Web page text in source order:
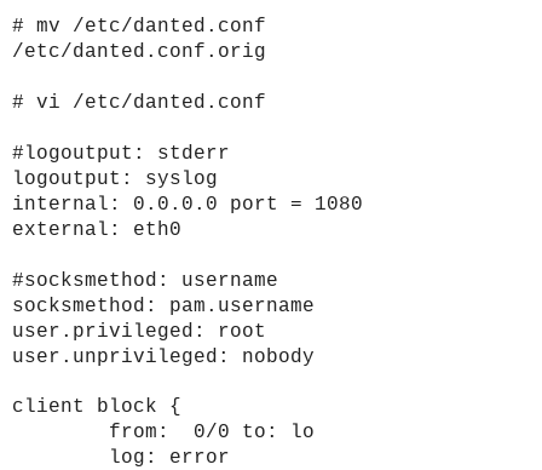
# mv /etc/danted.conf
/etc/danted.conf.orig
# vi /etc/danted.conf
#logoutput: stderr
logoutput: syslog
internal: 0.0.0.0 port = 1080
external: eth0
#socksmethod: username
socksmethod: pam.username
user.privileged: root
user.unprivileged: nobody
client block {
from: 0/0 to: lo
log: error